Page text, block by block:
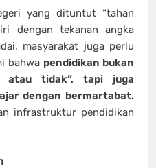
yang dituntut “tahan
dengan tekanan angka
masyarakat juga perlu
bahwa pendidikan bukan
atau tidak”, tapi juga
dengan bermartabat.
infrastruktur pendidikan